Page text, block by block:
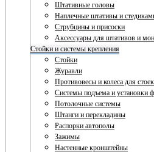
Штативные головы
Наплечные штативы и
Струбцины и присоски
Аксессуары для штативов и
Стойки и системы крепления
Стойки
Журавли
Противовесы и колеса для стоек
Системы подъема и установки
Потолочные системы
Штанги и перекладины
Распорки автополы
Зажимы
Настенные кронштейны